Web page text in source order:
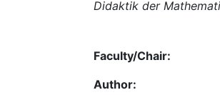
Didaktik der
Faculty/Chair:
Author: